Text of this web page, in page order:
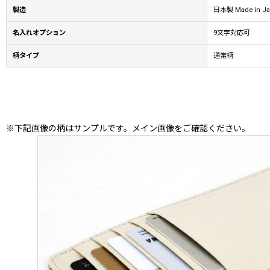
製造 日本製 Made in
名入れオプション 9文字対応可
柄タイプ 通常柄
※下記画像の柄はサンプルです。メイン画像をご確認ください。